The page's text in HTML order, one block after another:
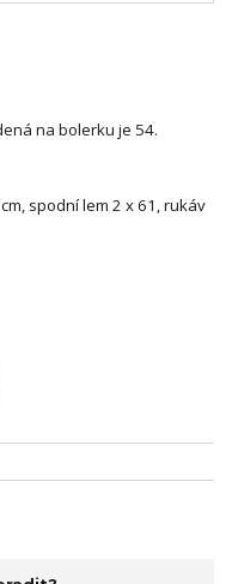
na bolerku je 54.
spodní lem 2 x 61, rukáv